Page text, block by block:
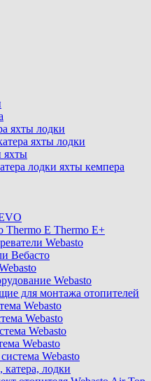
яхты лодки
яхты лодки
яхты
лодки яхты кемпера
Thermo E Thermo E+
Webasto
Вебасто
Webasto
для монтажа отопителей
Webasto
Webasto
Webasto
Webasto
Webasto
катера, лодки